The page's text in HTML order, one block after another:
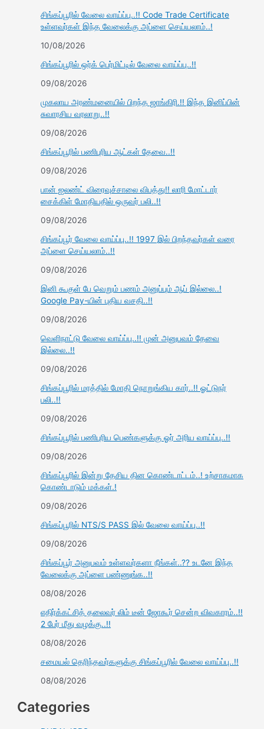
சிங்கப்பூரில் வேலை வாய்ப்பு..!! Code Trade Certificate
உள்ளவர்கள் இந்த வேலைக்கு அப்ளை செய்யலாம்..!
10/08/2026
சிங்கப்பூரில் ஒர்க் பெர்மிட்டில் வேலை வாய்ப்பு..!!
09/08/2026
முகலாய அரண்மனையில் பிறந்த ஜாங்கிரி.!! இந்த இனிப்பின்
சுவாரசிய வரலாறு..!!
09/08/2026
சிங்கப்பூரில் பணிபுரிய ஆட்கள் தேவை..!!
09/08/2026
பான் ஐலண்ட் விரைவுச்சாலை விபத்து!! லாரி மோட்டார்
சைக்கிள் மோதியதில் ஒருவர் பலி..!!
09/08/2026
சிங்கப்பூர் வேலை வாய்ப்பு..!! 1997 இல் பிறந்தவர்கள் வரை
அப்ளை செய்யலாம்..!!
09/08/2026
இனி கூகுள் பே வெறும் பணம் அனுப்பும் ஆப் இல்லை..!
Google Pay-யின் புதிய வசதி..!!
09/08/2026
வெளிநாட்டு வேலை வாய்ப்பு..!! முன் அனுபவம் தேவை
இல்லை..!!
09/08/2026
சிங்கப்பூரில் மரத்தில் மோதி நொறுங்கிய கார்..!! ஓட்டுநர்
பலி..!!
09/08/2026
சிங்கப்பூரில் பணிபுரிய பெண்களுக்கு ஓர் அரிய வாய்ப்பு..!!
09/08/2026
சிங்கப்பூரில் இன்று தேசிய தின கொண்டாட்டம்..! உற்சாகமாக
கொண்டாடும் மக்கள்.!
09/08/2026
சிங்கப்பூரில் NTS/S PASS இல் வேலை வாய்ப்பு..!!
09/08/2026
சிங்கப்பூர் அனுபவம் உள்ளவர்களா நீங்கள்..?? உடனே இந்த
வேலைக்கு அப்ளை பண்ணுங்க..!!
08/08/2026
எதிர்க்கட்சித் தலைவர் லிம் டீன் ஜோகூர் சென்ற விவகாரம்..!!
2 பேர் மீது வழக்கு..!!
08/08/2026
சமையல் தெரிந்தவர்களுக்கு சிங்கப்பூரில் வேலை வாய்ப்பு..!!
08/08/2026
Categories